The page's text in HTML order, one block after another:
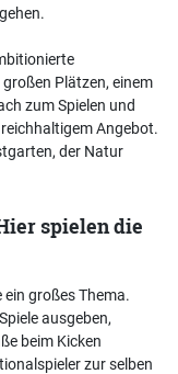
Plätzen, einem
zum Spielen und
Angebot.
der Natur
spielen die
ein großes Thema.
ausgeben,
beim Kicken
zur selben